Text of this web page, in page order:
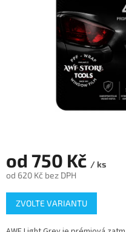
od 750 Kč / ks
od 620 Kč bez DPH
Měrná
cena:
ZVOLTE VARIANTU